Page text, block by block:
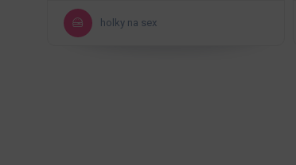
tady, muzes se tesit…
holky na sex